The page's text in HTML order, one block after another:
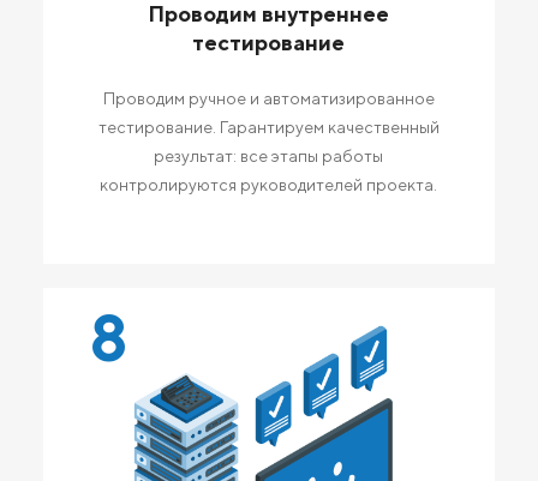
Проводим внутреннее
тестирование
Проводим ручное и автоматизированное
тестирование. Гарантируем качественный
результат: все этапы работы
контролируются руководителей проекта.
8